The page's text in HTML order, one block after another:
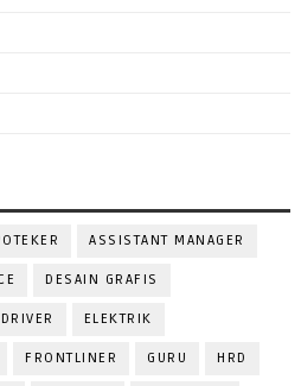
ASSISTANT MANAGER
DESAIN GRAFIS
DRIVER ELEKTRIK
FRONTLINER GURU HRD